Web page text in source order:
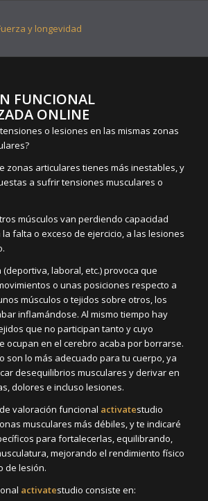
FUNCIONAL
ONLINE
o lesiones en las mismas zonas
zonas articulares tienes más inestables, y
a sufrir tensiones musculares o
músculos van perdiendo capacidad
falta o exceso de ejercicio, a las lesiones
laboral, etc.) provoca que
o unas posiciones respecto a
músculos o tejidos sobre otros, los
inflamándose. Al mismo tiempo hay
que no participan tanto y cuyo
ocupan en el cerebro acaba por borrarse.
son lo más adecuado para tu cuerpo, ya
desequilibrios musculares y derivar en
dolores e incluso lesiones.
valoración funcional activatestudio
musculares más débiles, y te indicaré
para fortalecerlas, equilibrando,
mejorando el rendimiento físico
de lesión.
activatestudio consiste en: